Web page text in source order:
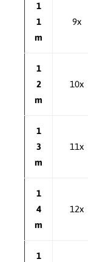
1
1
m
9x
1
2
m
10x
1
3
m
11x
1
4
m
12x
1